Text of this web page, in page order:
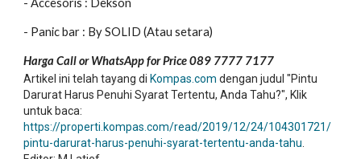
- Accesoris : Dekson
- Panic bar : By SOLID (Atau setara)
Harga Call or WhatsApp for Price 089 7777 7177
Artikel ini telah tayang di Kompas.com dengan judul "Pintu
Darurat Harus Penuhi Syarat Tertentu, Anda Tahu?", Klik
untuk baca:
https://properti.kompas.com/read/2019/12/24/104301721/
pintu-darurat-harus-penuhi-syarat-tertentu-anda-tahu